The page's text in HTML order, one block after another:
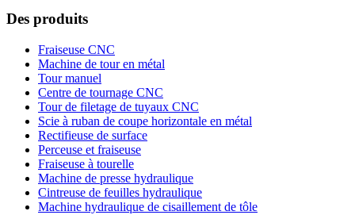
Des produits
Fraiseuse CNC
Machine de tour en métal
Tour manuel
Centre de tournage CNC
Tour de filetage de tuyaux CNC
Scie à ruban de coupe horizontale en métal
Rectifieuse de surface
Perceuse et fraiseuse
Fraiseuse à tourelle
Machine de presse hydraulique
Cintreuse de feuilles hydraulique
Machine hydraulique de cisaillement de tôle